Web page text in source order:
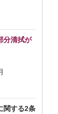
分清拭が
関する2条